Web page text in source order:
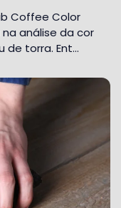
Coffee Color
análise da cor
de torra. Ent…